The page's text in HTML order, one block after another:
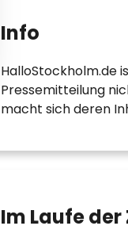
Info
HalloStockholm.de
Pressemitteilung
macht sich deren
Im Laufe der